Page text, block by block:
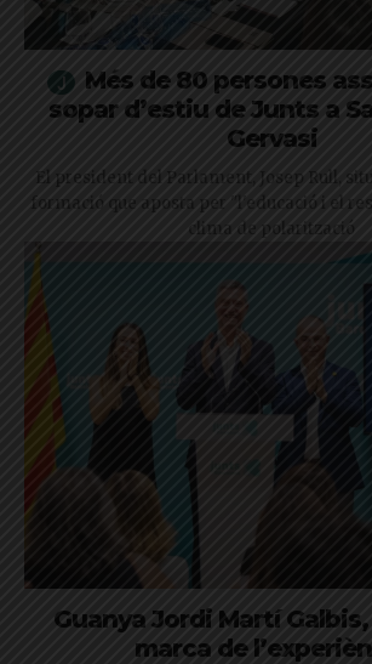
Més de 80 persones
sopar d’estiu de Junts a
Gervasi
El president del Parlament, Josep Rull,
formació que aposta per "l'educació i el
clima de polarització
Guanya Jordi Martí
marca de